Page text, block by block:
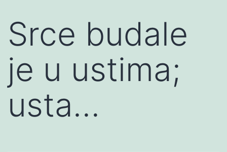
Srce budale
je u ustima;
usta…